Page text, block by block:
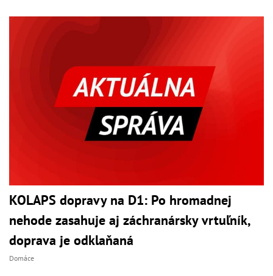
KOLAPS dopravy na D1: Po hromadnej
nehode zasahuje aj záchranársky vrtuľník,
doprava je odklaňaná
Domáce